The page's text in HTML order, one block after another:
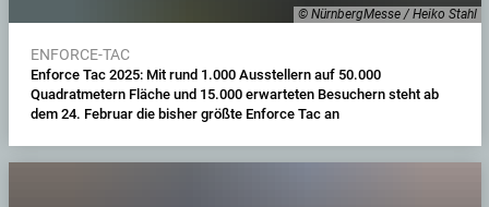
© NürnbergMesse / Heiko Stahl
ENFORCE-TAC
Enforce Tac 2025: Mit rund 1.000 Ausstellern auf 50.000
Quadratmetern Fläche und 15.000 erwarteten Besuchern steht ab
dem 24. Februar die bisher größte Enforce Tac an